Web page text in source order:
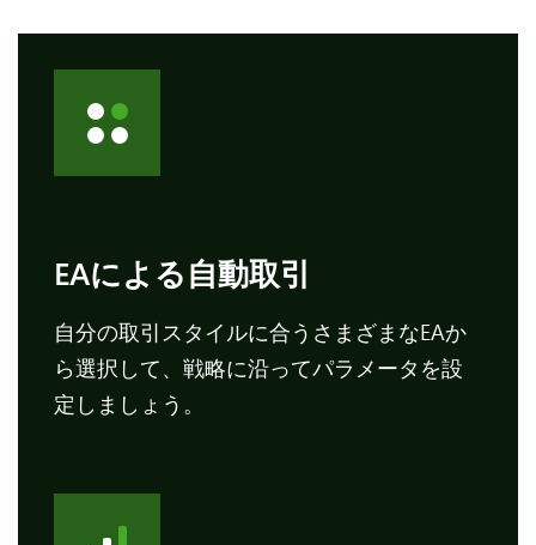
EAによる自動取引
自分の取引スタイルに合うさまざまなEAか
ら選択して、戦略に沿ってパラメータを設
定しましょう。